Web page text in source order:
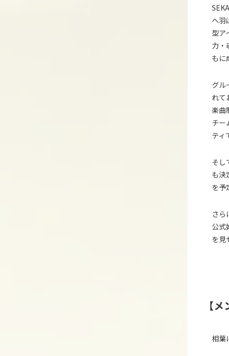
へ羽
型ア
力・
もに
グル
れて
楽曲
チー
ティ
そし
も決
を予
さら
公式
を見
【
相葉